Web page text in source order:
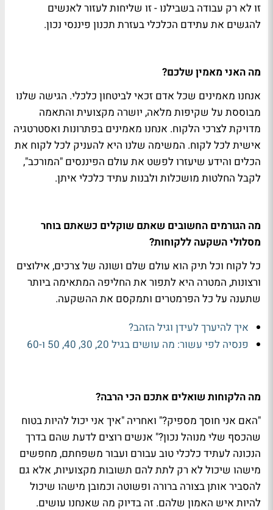
זו לא רק עבודה בשבילנו - זו שליחות לעזור לאנשים
להגשים את עתידם הכלכלי בעזרת תכנון פיננסי נכון.
מה האני מאמין שלכם?
אנחנו מאמינים שכל אדם זכאי לביטחון כלכלי. הגישה שלנו
מבוססת על שקיפות מלאה, יושרה מקצועית והתאמה
מדויקת לצרכי הלקוח. אנחנו מאמינים בפתרונות ואסטרטגיה
אישית לכל לקוח. המשימה שלנו היא להעניק לכל לקוח את
הכלים והידע שיעזרו לפשט את עולם הפיננסים "המורכב",
לקבל החלטות מושכלות ולבנות עתיד כלכלי איתן.
מה הגורמים החשובים שאתם שוקלים כשאתם בוחר
מסלולי השקעה ללקוחות?
כל לקוח וכל תיק הוא עולם שלם ושונה של צרכים, אילוצים
ורצונות, המטרה היא לתפור את החליפה המתאימה ביותר
שתענה על כל הפרמטרים ותמקסם את ההשקעה.
איך להיערך לעידן וגיל הזהב?
פנסיה לפי עשור: מה עושים בגיל 20, 30, 40, 50 ו-60
מה הלקוחות שואלים אתכם הכי הרבה?
"האם אני חוסך מספיק?" ואחריה "איך אני יכול להיות בטוח
שהכסף שלי מנוהל נכון?" אנשים רוצים לדעת שהם בדרך
הנכונה לעתיד כלכלי טוב עבורם ועבור משפחתם, מחפשים
מישהו שיכול לא רק לתת להם תשובות מקצועיות, אלא גם
להסביר אותן בצורה ברורה ופשוטה וכמובן מישהו שיכול
להיות איש האמון שלהם. זה בדיוק מה שאנחנו עושים.